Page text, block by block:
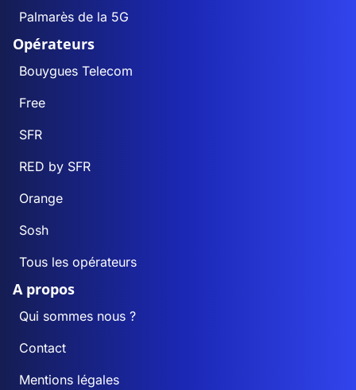
Palmarès de la 5G
Opérateurs
Bouygues Telecom
Free
SFR
RED by SFR
Orange
Sosh
Tous les opérateurs
A propos
Qui sommes nous ?
Contact
Mentions légales